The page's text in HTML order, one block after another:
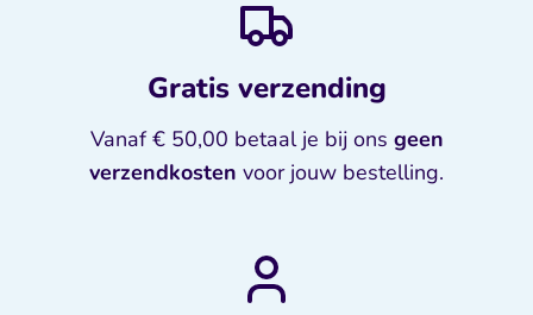
Gratis verzending
Vanaf € 50,00 betaal je bij ons geen
verzendkosten voor jouw bestelling.